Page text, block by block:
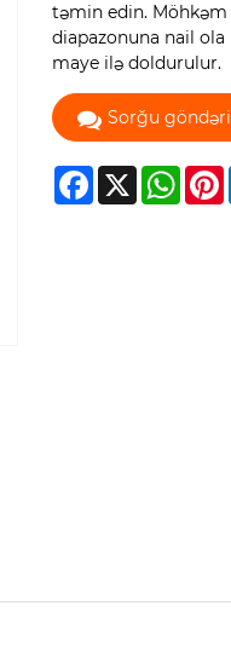
təmin edin. Möhkəm
diapazonuna nail ola
maye ilə doldurulur.
Sorğu
Facebook
X